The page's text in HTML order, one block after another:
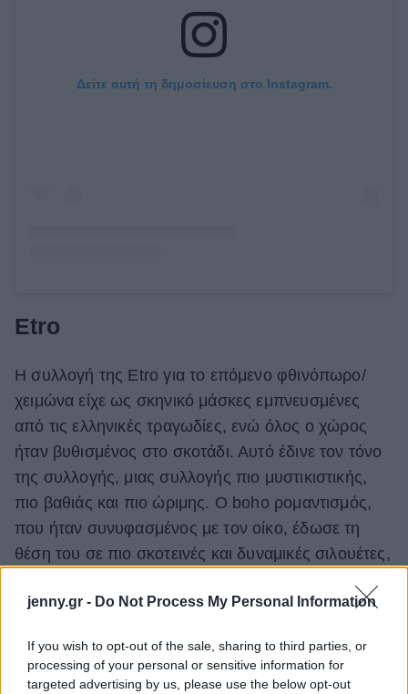
jenny.gr - Do Not Process My Personal Information
If you wish to opt-out of the sale, sharing to third parties, or
processing of your personal or sensitive information for
targeted advertising by us, please use the below opt-out
Δείτε αυτή τη δημοσίευση στο Instagram.
Etro
Η συλλογή της Etro για το επόμενο φθινόπωρο/
χειμώνα είχε ως σκηνικό μάσκες εμπνευσμένες
από τις ελληνικές τραγωδίες, ενώ όλος ο χώρος
ήταν βυθισμένος στο σκοτάδι. Αυτό έδινε τον τόνο
της συλλογής, μιας συλλογής πιο μυστικιστικής,
πιο βαθιάς και πιο ώριμης. Ο boho ρομαντισμός,
που ήταν συνυφασμένος με τον οίκο, έδωσε τη
θέση του σε πιο σκοτεινές και δυναμικές σιλουέτες,
είχε σχέση με την ένταση, την παρουσία και τον
ποτέ από τον οίκο, εμφανίστηκε στην πασαρέλα
μαζί με χυτά, ντραπέ κομμάτια και oversized